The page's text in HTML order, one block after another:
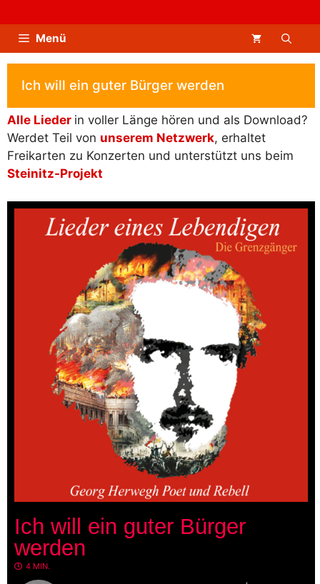
Inhalt
springenMenü
Ich will ein guter Bürger werden
Alle Lieder in voller Länge hören und als Download?
Werdet Teil von unserem Netzwerk, erhaltet
Freikarten zu Konzerten und unterstützt uns beim
Steinitz-Projekt
Ich will ein guter Bürger
werden
4 MIN.